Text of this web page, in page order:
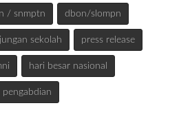
/ snmptn dbon/slompn
sekolah press release
hari besar nasional
pengabdian